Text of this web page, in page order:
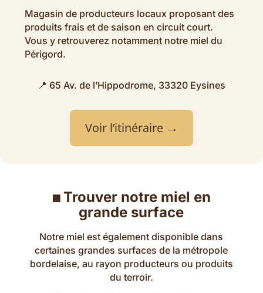
Magasin de producteurs locaux proposant des
produits frais et de saison en circuit court.
Vous y retrouverez notamment notre miel du
Périgord.
📍 65 Av. de l’Hippodrome, 33320 Eysines
Voir l’itinéraire →
🟫 Trouver notre miel en
grande surface
Notre miel est également disponible dans
certaines grandes surfaces de la métropole
bordelaise, au rayon producteurs ou produits
du terroir.